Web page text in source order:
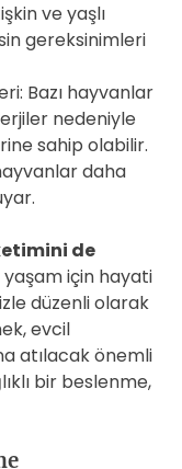
ve yaşlı
gereksinimleri
Bazı hayvanlar
nedeniyle
sahip olabilir.
daha
de
yaşam için hayati
düzenli olarak
evcil
atılacak önemli
bir beslenme,